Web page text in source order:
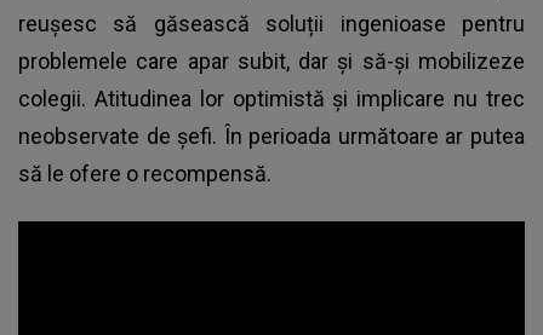
reușesc să găsească soluții ingenioase pentru
problemele care apar subit, dar și să-și mobilizeze
colegii. Atitudinea lor optimistă și implicare nu trec
neobservate de șefi. În perioada următoare ar putea
să le ofere o recompensă.